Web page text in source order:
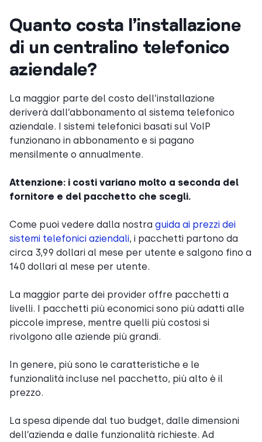
Quanto costa l’installazione
di un centralino telefonico
aziendale?
La maggior parte del costo dell’installazione
deriverà dall’abbonamento al sistema telefonico
aziendale. I sistemi telefonici basati sul VoIP
funzionano in abbonamento e si pagano
mensilmente o annualmente.
Attenzione: i costi variano molto a seconda del
fornitore e del pacchetto che scegli.
Come puoi vedere dalla nostra guida ai prezzi dei
sistemi telefonici aziendali, i pacchetti partono da
circa 3,99 dollari al mese per utente e salgono fino a
140 dollari al mese per utente.
La maggior parte dei provider offre pacchetti a
livelli. I pacchetti più economici sono più adatti alle
piccole imprese, mentre quelli più costosi si
rivolgono alle aziende più grandi.
In genere, più sono le caratteristiche e le
funzionalità incluse nel pacchetto, più alto è il
prezzo.
La spesa dipende dal tuo budget, dalle dimensioni
dell’azienda e dalle funzionalità richieste. Ad